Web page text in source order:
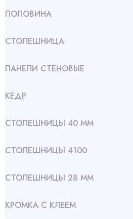
ПОЛОВИНА
СТОЛЕШНИЦА
ПАНЕЛИ СТЕНОВЫЕ
КЕДР
СТОЛЕШНИЦЫ 40 ММ
СТОЛЕШНИЦЫ 4100
СТОЛЕШНИЦЫ 28 ММ
КРОМКА С КЛЕЕМ